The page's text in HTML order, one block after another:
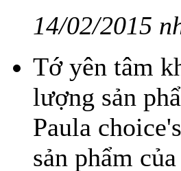
14/02/2015
Tớ yên tâm
lượng sản
Paula
sản phẩm